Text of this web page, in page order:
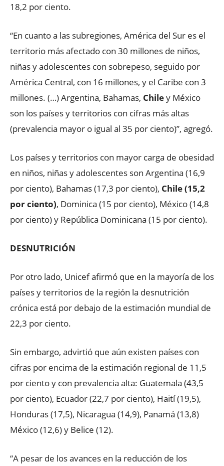
18,2 por ciento.
“En cuanto a las subregiones, América del Sur es el
territorio más afectado con 30 millones de niños,
niñas y adolescentes con sobrepeso, seguido por
América Central, con 16 millones, y el Caribe con 3
millones. (…) Argentina, Bahamas, Chiley México
son los países y territorios con cifras más altas
(prevalencia mayor o igual al 35 por ciento)”, agregó.
Los países y territorios con mayor carga de obesidad
en niños, niñas y adolescentes son Argentina (16,9
por ciento), Bahamas (17,3 por ciento), Chile (15,2
por ciento), Dominica (15 por ciento), México (14,8
por ciento) y República Dominicana (15 por ciento).
DESNUTRICIÓN
Por otro lado, Unicef afirmó que en la mayoría de los
países y territorios de la región la desnutrición
crónica está por debajo de la estimación mundial de
22,3 por ciento.
Sin embargo, advirtió que aún existen países con
cifras por encima de la estimación regional de 11,5
por ciento y con prevalencia alta: Guatemala (43,5
por ciento), Ecuador (22,7 por ciento), Haití (19,5),
Honduras (17,5), Nicaragua (14,9), Panamá (13,8)
México (12,6) y Belice (12).
“A pesar de los avances en la reducción de los